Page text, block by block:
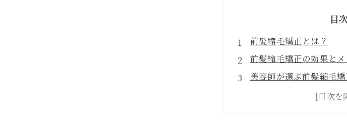
目
前髪縮毛矯正とは？
前髪縮毛矯正の効果とメ
美容師が選ぶ前髪縮毛
前髪縮毛矯正の注意点と
前髪縮毛矯正をする前